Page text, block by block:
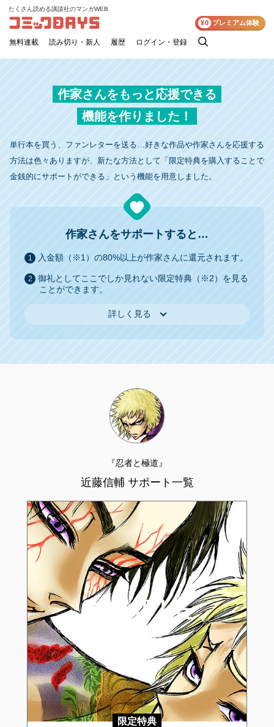
コミックDAYS
たくさん読める講談社のマンガWEB
無料連載 読み切り・新人 履歴 ログイン・登録
検
¥0 プレミアム体験
作家さんをもっと応援できる
機能を作りました！
単行本を買う、ファンレターを送る…好きな作品や作家さんを応援する
方法は色々ありますが、新たな方法として「限定特典を購入することで
金銭的にサポートができる」という機能を用意しました。
作家さんをサポートすると…
入金額（※1）の80%以上が作家さんに還元されます。
御礼としてここでしか見れない限定特典（※2）を見る
ことができます。
詳しく見る
『忍者と極道』
近藤信輔 サポート一覧
限定特典